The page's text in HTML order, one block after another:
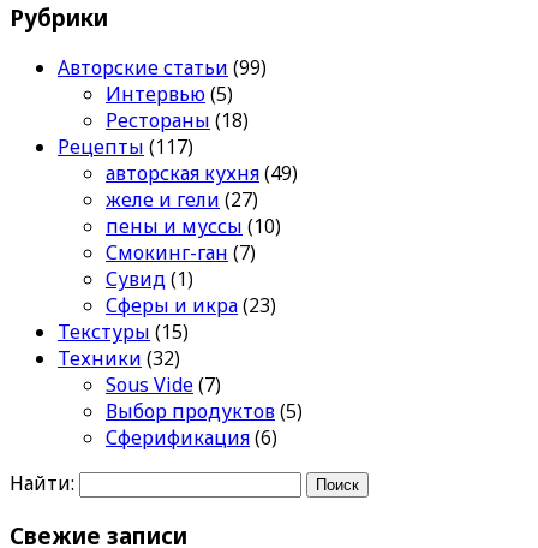
Рубрики
Авторские статьи (99)
Интервью(5)
Рестораны (18)
Рецепты (117)
авторская кухня(49)
желе и гели (27)
пены и муссы (10)
Смокинг-ган (7)
Сувид(1)
Сферы и икра(23)
Текстуры (15)
Техники (32)
Sous Vide(7)
Выбор продуктов(5)
Сферификация(6)
Найти:
Свежие записи